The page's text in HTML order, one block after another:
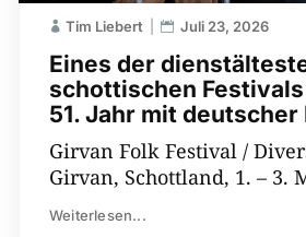
Eines der
schottischen
51. Jahr mit
Tim Liebert Juli 23, 2026
Girvan Folk Festival /
Girvan, Schottland, 1. – 3.
Weiterlesen...